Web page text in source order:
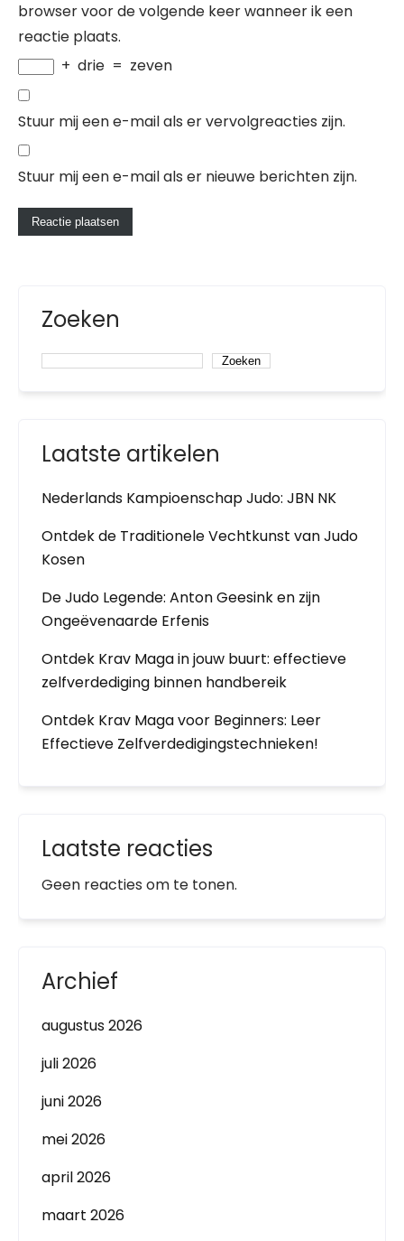
browser voor de volgende keer wanneer ik een
reactie plaats.
+ drie = zeven
Stuur mij een e-mail als er vervolgreacties zijn.
Stuur mij een e-mail als er nieuwe berichten zijn.
Zoeken
Zoeken
Laatste artikelen
Nederlands Kampioenschap Judo: JBN NK
Ontdek de Traditionele Vechtkunst van Judo
Kosen
De Judo Legende: Anton Geesink en zijn
Ongeëvenaarde Erfenis
Ontdek Krav Maga in jouw buurt: effectieve
zelfverdediging binnen handbereik
Ontdek Krav Maga voor Beginners: Leer
Effectieve Zelfverdedigingstechnieken!
Laatste reacties
Geen reacties om te tonen.
Archief
augustus 2026
juli 2026
juni 2026
mei 2026
april 2026
maart 2026